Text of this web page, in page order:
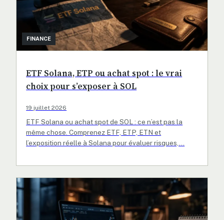
FINANCE
ETF Solana, ETP ou achat spot : le vrai
choix pour s’exposer à SOL
19 juillet 2026
ETF Solana ou achat spot de SOL : ce n’est pas la
même chose. Comprenez ETF, ETP, ETN et
l’exposition réelle à Solana pour évaluer risques,…